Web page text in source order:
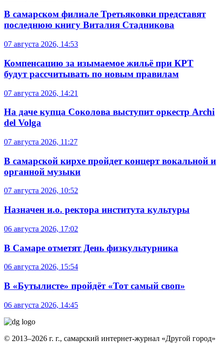
В самарском филиале Третьяковки представят
последнюю книгу Виталия Стадникова
07 августа 2026, 14:53
Компенсацию за изымаемое жильё при КРТ
будут рассчитывать по новым правилам
07 августа 2026, 14:21
На даче купца Соколова выступит оркестр Archi
del Volga
07 августа 2026, 11:27
В самарской кирхе пройдет концерт вокальной и
органной музыки
07 августа 2026, 10:52
Назначен и.о. ректора института культуры
06 августа 2026, 17:02
В Самаре отметят День физкультурника
06 августа 2026, 15:54
В «Бутылисте» пройдёт «Тот самый своп»
06 августа 2026, 14:45
© 2013–2026 г. г., самарский интернет-журнал «Другой город»